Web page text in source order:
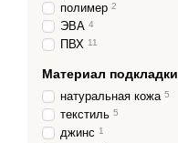
полимер 2
ЭВА 4
ПВХ 11
Материал подкладки
натуральная кожа 5
текстиль 5
джинс 1